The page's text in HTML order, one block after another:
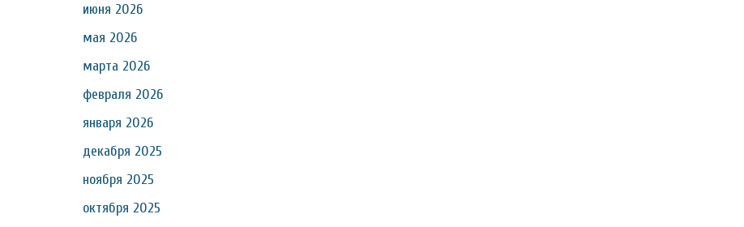
июня 2026
мая 2026
марта 2026
февраля 2026
января 2026
декабря 2025
ноября 2025
октября 2025